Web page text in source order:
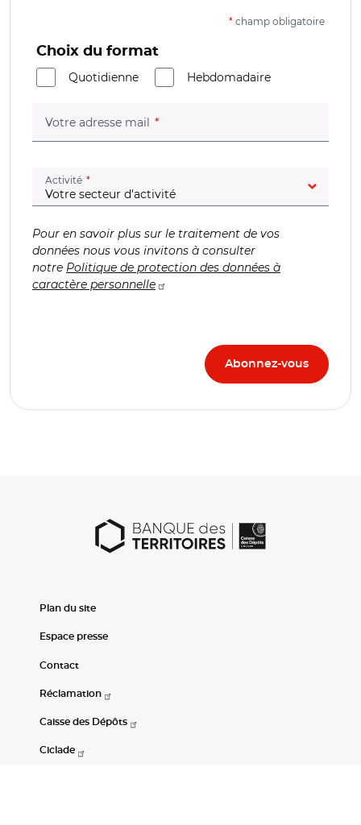
* champ obligatoire
Choix du format
Quotidienne
Hebdomadaire
Votre adresse mail (champ obligatoire)
Activité (champ obligatoire)
Pour en savoir plus sur le traitement de vos
données nous vous invitons à consulter
notre Politique de protection des données à
caractère personnelle
Plan du site
Espace presse
Contact
Réclamation
Caisse des Dépôts
Ciclade